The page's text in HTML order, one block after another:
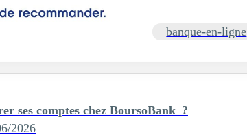
banque-en-ligne
ses comptes chez BoursoBank ?
2026